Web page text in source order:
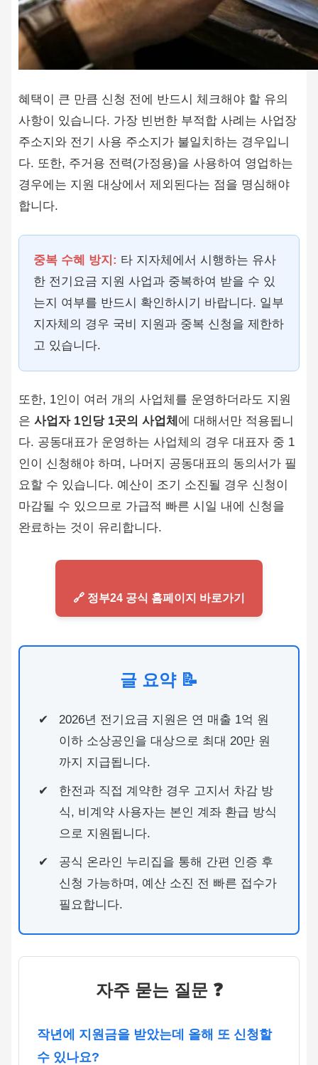
혜택이 큰 만큼 신청 전에 반드시 체크해야 할 유의
사항이 있습니다. 가장 빈번한 부적합 사례는 사업장
주소지와 전기 사용 주소지가 불일치하는 경우입니
다. 또한, 주거용 전력(가정용)을 사용하여 영업하는
경우에는 지원 대상에서 제외된다는 점을 명심해야
합니다.
중복 수혜 방지: 타 지자체에서 시행하는 유사
한 전기요금 지원 사업과 중복하여 받을 수 있
는지 여부를 반드시 확인하시기 바랍니다. 일부
지자체의 경우 국비 지원과 중복 신청을 제한하
고 있습니다.
또한, 1인이 여러 개의 사업체를 운영하더라도 지원
은 사업자 1인당 1곳의 사업체 에 대해서만 적용됩니
다. 공동대표가 운영하는 사업체의 경우 대표자 중 1
인이 신청해야 하며, 나머지 공동대표의 동의서가 필
요할 수 있습니다. 예산이 조기 소진될 경우 신청이
마감될 수 있으므로 가급적 빠른 시일 내에 신청을
완료하는 것이 유리합니다.
🔗 정부24 공식 홈페이지 바로가기
글 요약 📝
2026년 전기요금 지원은 연 매출 1억 원
이하 소상공인을 대상으로 최대 20만 원
까지 지급됩니다.
한전과 직접 계약한 경우 고지서 차감 방
식, 비계약 사용자는 본인 계좌 환급 방식
으로 지원됩니다.
공식 온라인 누리집을 통해 간편 인증 후
신청 가능하며, 예산 소진 전 빠른 접수가
필요합니다.
자주 묻는 질문 ❓
작년에 지원금을 받았는데 올해 또 신청할
수 있나요?